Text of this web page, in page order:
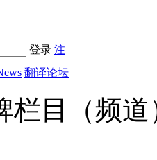
登录 注
翻译论坛
栏目（频道